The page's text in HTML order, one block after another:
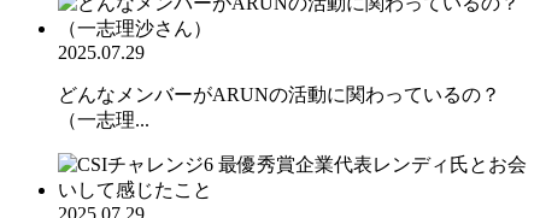
2025.07.29
どんなメンバーがARUNの活動に関わっているの？
（一志理...
2025.07.29